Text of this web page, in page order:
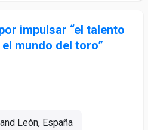
impulsar “el talento
mundo del toro”
León, España